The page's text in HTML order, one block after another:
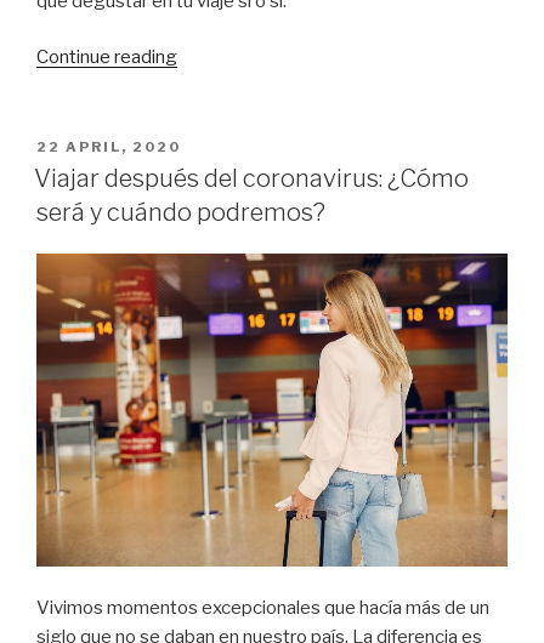
Continue reading“Platos
la
gastronomía
asturiana”
POSTED
ON
22 APRIL, 2020
Viajar después del coronavirus: ¿Cómo
será y cuándo podremos?
Vivimos momentos excepcionales que hacía más de un
siglo que no se daban en nuestro país. La diferencia es